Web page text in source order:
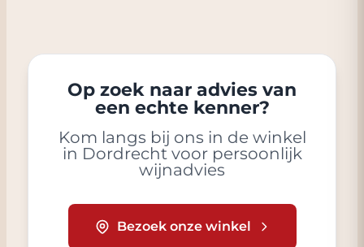
Op zoek naar advies van
een echte kenner?
Kom langs bij ons in de winkel
in Dordrecht voor persoonlijk
wijnadvies
Bezoek onze winkel